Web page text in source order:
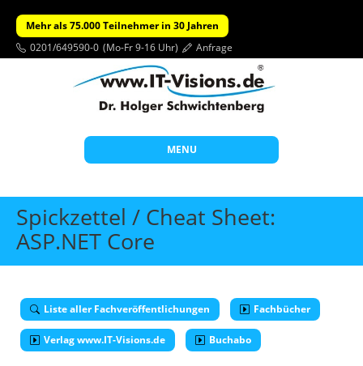
Mehr als 75.000 Teilnehmer in 30 Jahren
0201/649590-0 (Mo-Fr 9-16 Uhr) Anfrage
MENU
Start
Themen
Offene Seminare
Wissen
Spickzettel / Cheat Sheet:
ASP.NET Core
Liste aller Fachveröffentlichungen Fachbücher
Verlag www.IT-Visions.de Buchabo